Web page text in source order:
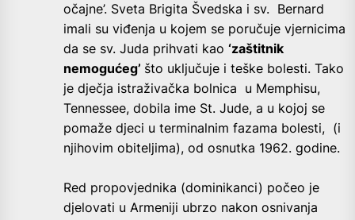
očajne’. Sveta Brigita Švedska i sv. Bernard
imali su viđenja u kojem se poručuje vjernicima
da se sv. Juda prihvati kao ‘zaštitnik
nemogućeg’ što uključuje i teške bolesti. Tako
je dječja istraživačka bolnica u Memphisu,
Tennessee, dobila ime St. Jude, a u kojoj se
pomaže djeci u terminalnim fazama bolesti, (i
njihovim obiteljima), od osnutka 1962. godine.
Red propovjednika (dominikanci) počeo je
djelovati u Armeniji ubrzo nakon osnivanja